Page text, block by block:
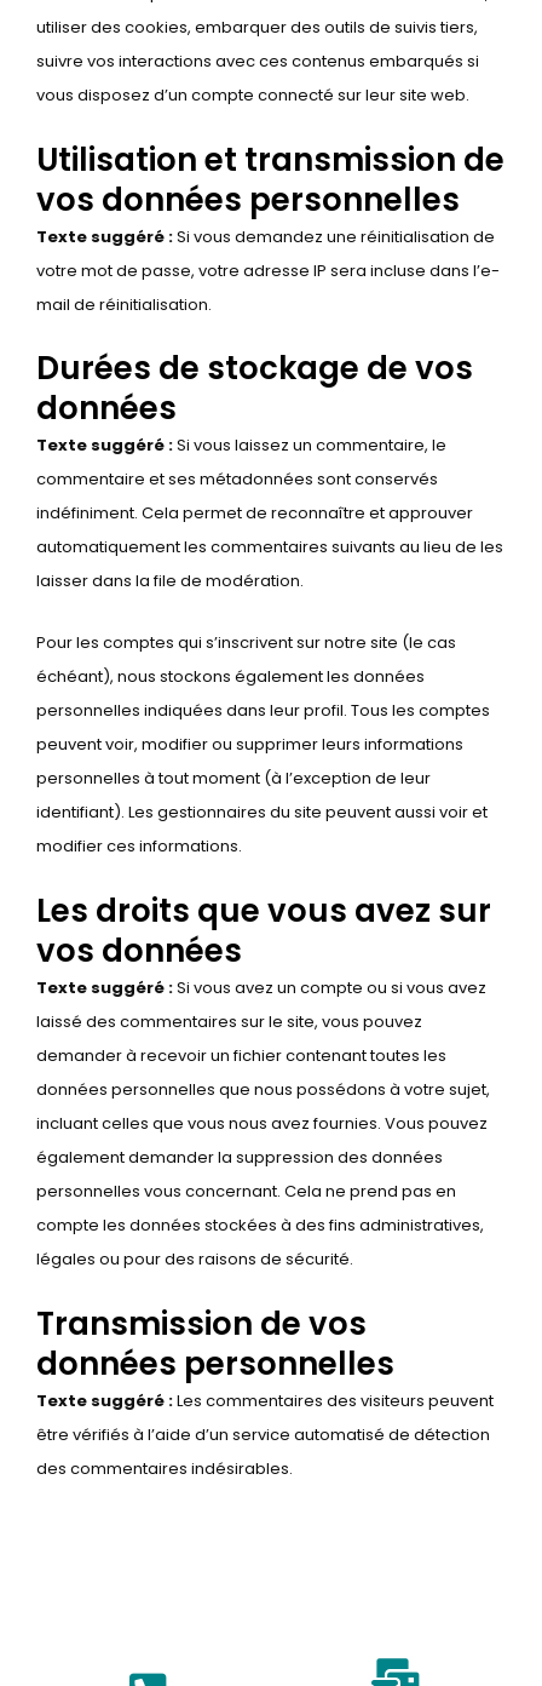
utiliser des cookies, embarquer des outils de suivis tiers,
suivre vos interactions avec ces contenus embarqués si
vous disposez d’un compte connecté sur leur site web.
Utilisation et transmission de
vos données personnelles
Texte suggéré :Si vous demandez une réinitialisation de
votre mot de passe, votre adresse IP sera incluse dans l’e-
mail de réinitialisation.
Durées de stockage de vos
données
Texte suggéré :Si vous laissez un commentaire, le
commentaire et ses métadonnées sont conservés
indéfiniment. Cela permet de reconnaître et approuver
automatiquement les commentaires suivants au lieu de les
laisser dans la file de modération.
Pour les comptes qui s’inscrivent sur notre site (le cas
échéant), nous stockons également les données
personnelles indiquées dans leur profil. Tous les comptes
peuvent voir, modifier ou supprimer leurs informations
personnelles à tout moment (à l’exception de leur
identifiant). Les gestionnaires du site peuvent aussi voir et
modifier ces informations.
Les droits que vous avez sur
vos données
Texte suggéré :Si vous avez un compte ou si vous avez
laissé des commentaires sur le site, vous pouvez
demander à recevoir un fichier contenant toutes les
données personnelles que nous possédons à votre sujet,
incluant celles que vous nous avez fournies. Vous pouvez
également demander la suppression des données
personnelles vous concernant. Cela ne prend pas en
compte les données stockées à des fins administratives,
légales ou pour des raisons de sécurité.
Transmission de vos
données personnelles
Texte suggéré :Les commentaires des visiteurs peuvent
être vérifiés à l’aide d’un service automatisé de détection
des commentaires indésirables.